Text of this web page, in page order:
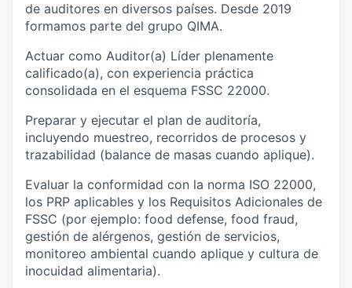
de auditores en diversos países. Desde 2019
formamos parte del grupo QIMA.
Actuar como Auditor(a) Líder plenamente
calificado(a), con experiencia práctica
consolidada en el esquema FSSC 22000.
Preparar y ejecutar el plan de auditoría,
incluyendo muestreo, recorridos de procesos y
trazabilidad (balance de masas cuando aplique).
Evaluar la conformidad con la norma ISO 22000,
los PRP aplicables y los Requisitos Adicionales de
FSSC (por ejemplo: food defense, food fraud,
gestión de alérgenos, gestión de servicios,
monitoreo ambiental cuando aplique y cultura de
inocuidad alimentaria).